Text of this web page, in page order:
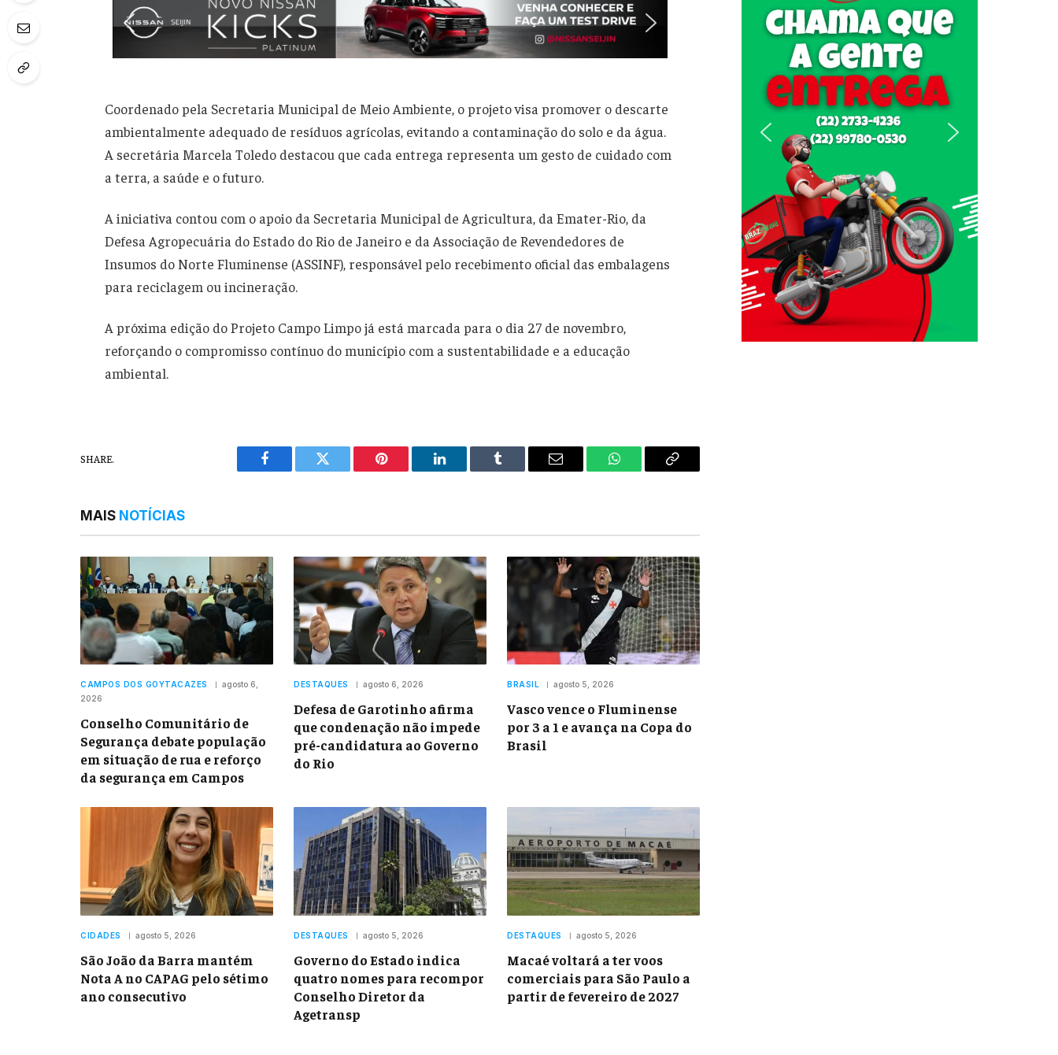
Coordenado pela Secretaria Municipal de Meio Ambiente, o projeto visa promover o descarte
ambientalmente adequado de resíduos agrícolas, evitando a contaminação do solo e da água.
A secretária Marcela Toledo destacou que cada entrega representa um gesto de cuidado com
a terra, a saúde e o futuro.
A iniciativa contou com o apoio da Secretaria Municipal de Agricultura, da Emater-Rio, da
Defesa Agropecuária do Estado do Rio de Janeiro e da Associação de Revendedores de
Insumos do Norte Fluminense (ASSINF), responsável pelo recebimento oficial das embalagens
para reciclagem ou incineração.
A próxima edição do Projeto Campo Limpo já está marcada para o dia 27 de novembro,
reforçando o compromisso contínuo do município com a sustentabilidade e a educação
ambiental.
SHARE.
Facebook Twitter Pinterest LinkedIn Tumblr Email WhatsAppCopy
MAIS NOTÍCIAS
CAMPOS DOS GOYTACAZES
agosto 6,
2026
Conselho Comunitário de
Segurança debate população
em situação de rua e reforço
da segurança em Campos
DESTAQUES agosto 6, 2026
Defesa de Garotinho afirma
que condenação não impede
pré-candidatura ao Governo
do Rio
BRASIL agosto 5, 2026
Vasco vence o Fluminense
por 3 a 1 e avança na Copa do
Brasil
CIDADES agosto 5, 2026
São João da Barra mantém
Nota A no CAPAG pelo sétimo
ano consecutivo
DESTAQUES agosto 5, 2026
Governo do Estado indica
quatro nomes para recompor
Conselho Diretor da
Agetransp
DESTAQUES agosto 5, 2026
Macaé voltará a ter voos
comerciais para São Paulo a
partir de fevereiro de 2027